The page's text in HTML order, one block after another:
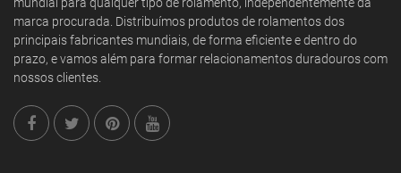
marca procurada. Distribuímos produtos de rolamentos dos
principais fabricantes mundiais, de forma eficiente e dentro do
prazo, e vamos além para formar relacionamentos duradouros com
nossos clientes.